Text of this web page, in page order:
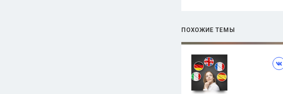
ПОХОЖИЕ ТЕМЫ